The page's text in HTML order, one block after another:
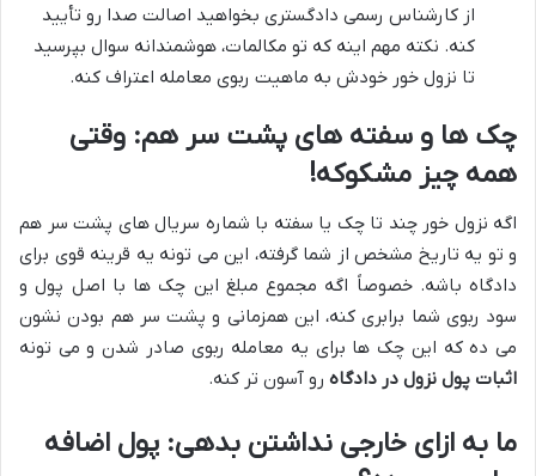
از کارشناس رسمی دادگستری بخواهید اصالت صدا رو تأیید
کنه. نکته مهم اینه که تو مکالمات، هوشمندانه سوال بپرسید
تا نزول خور خودش به ماهیت ربوی معامله اعتراف کنه.
چک ها و سفته های پشت سر هم: وقتی
همه چیز مشکوکه!
اگه نزول خور چند تا چک یا سفته با شماره سریال های پشت سر هم
و تو یه تاریخ مشخص از شما گرفته، این می تونه یه قرینه قوی برای
دادگاه باشه. خصوصاً اگه مجموع مبلغ این چک ها با اصل پول و
سود ربوی شما برابری کنه، این همزمانی و پشت سر هم بودن نشون
می ده که این چک ها برای یه معامله ربوی صادر شدن و می تونه
اثبات پول نزول در دادگاه رو آسون تر کنه.
ما به ازای خارجی نداشتن بدهی: پول اضافه